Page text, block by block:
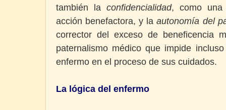
también la confidencialidad, como una
acción benefactora, y laautonomía del
corrector del exceso de beneficencia
paternalismo médico que impide
enfermo en el proceso de sus cuidados.
La lógica del enfermo